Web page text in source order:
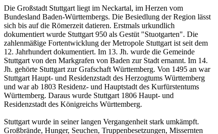
Die Großstadt Stuttgart liegt im Neckartal, im Herzen vom
Bundesland Baden-Württembergs. Die Besiedlung der Region lässt
sich bis auf die Römerzeit datieren. Erstmals urkundlich
dokumentiert wurde Stuttgart 950 als Gestüt "Stuotgarten". Die
zahlenmäßige Fortentwicklung der Metropole Stuttgart ist seit dem
12. Jahrhundert dokumentiert. Im 13. Jh. wurde die Gemeinde
Stuttgart von den Markgrafen von Baden zur Stadt ernannt. Im 14.
Jh. gehörte Stuttgart zur Grafschaft Württemberg. Von 1495 an war
Stuttgart Haupt- und Residenzstadt des Herzogtums Württemberg
und war ab 1803 Residenz- und Hauptstadt des Kurfürstentums
Württemberg. Daraus wurde Stuttgart 1806 Haupt- und
Residenzstadt des Königreichs Württemberg.
Stuttgart wurde in seiner langen Vergangenheit stark umkämpft.
Großbrände, Hunger, Seuchen, Truppenbesetzungen, Missernten